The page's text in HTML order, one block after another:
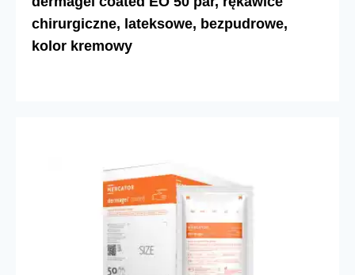
chirurgiczne, lateksowe, bezpudrowe,
kolor kremowy